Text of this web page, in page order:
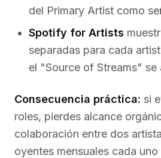
del Primary Artist como
Spotify for Artists
separadas para cada
el "Source of Streams" se
Consecuencia práctica: si
roles, pierdes alcance
colaboración entre dos
oyentes mensuales cada